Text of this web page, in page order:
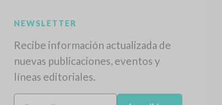
RECIENTES